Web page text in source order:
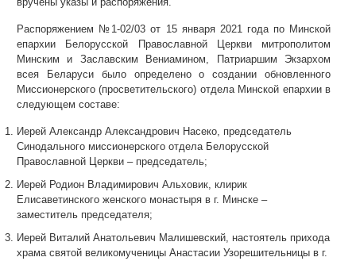
Распоряжением №1-02/03 от 15 января 2021 года по Минской
епархии Белорусской Православной Церкви митрополитом
Минским и Заславским Вениамином, Патриаршим Экзархом
всея Беларуси было определено о создании обновленного
Миссионерского (просветительского) отдела Минской епархии в
следующем составе:
Иерей Александр Александрович Насеко, председатель
Синодального миссионерского отдела Белорусской
Православной Церкви – председатель;
Иерей Родион Владимирович Альховик, клирик
Елисаветинского женского монастыря в г. Минске –
заместитель председателя;
Иерей Виталий Анатольевич Малишевский, настоятель прихода
храма святой великомученицы Анастасии Узорешительницы в г.